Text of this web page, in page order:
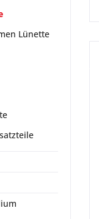
Lünette